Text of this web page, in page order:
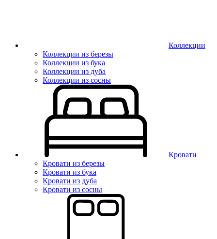
Коллекции
Коллекции из березы
Коллекции из бука
Коллекции из дуба
Коллекции из сосны
Кровати
Кровати из березы
Кровати из бука
Кровати из дуба
Кровати из сосны